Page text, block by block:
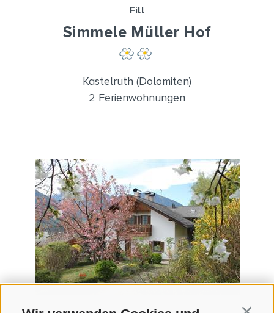
Fill
Simmele Müller Hof
Kastelruth (Dolomiten)
2 Ferienwohnungen